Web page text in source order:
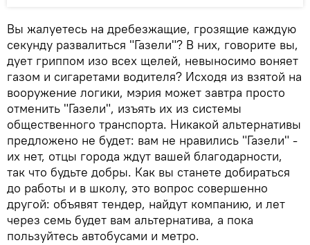
Вы жалуетесь на дребезжащие, грозящие каждую
секунду развалиться "Газели"? В них, говорите вы,
дует гриппом изо всех щелей, невыносимо воняет
газом и сигаретами водителя? Исходя из взятой на
вооружение логики, мэрия может завтра просто
отменить "Газели", изъять их из системы
общественного транспорта. Никакой альтернативы
предложено не будет: вам не нравились "Газели" -
их нет, отцы города ждут вашей благодарности,
так что будьте добры. Как вы станете добираться
до работы и в школу, это вопрос совершенно
другой: объявят тендер, найдут компанию, и лет
через семь будет вам альтернатива, а пока
пользуйтесь автобусами и метро.